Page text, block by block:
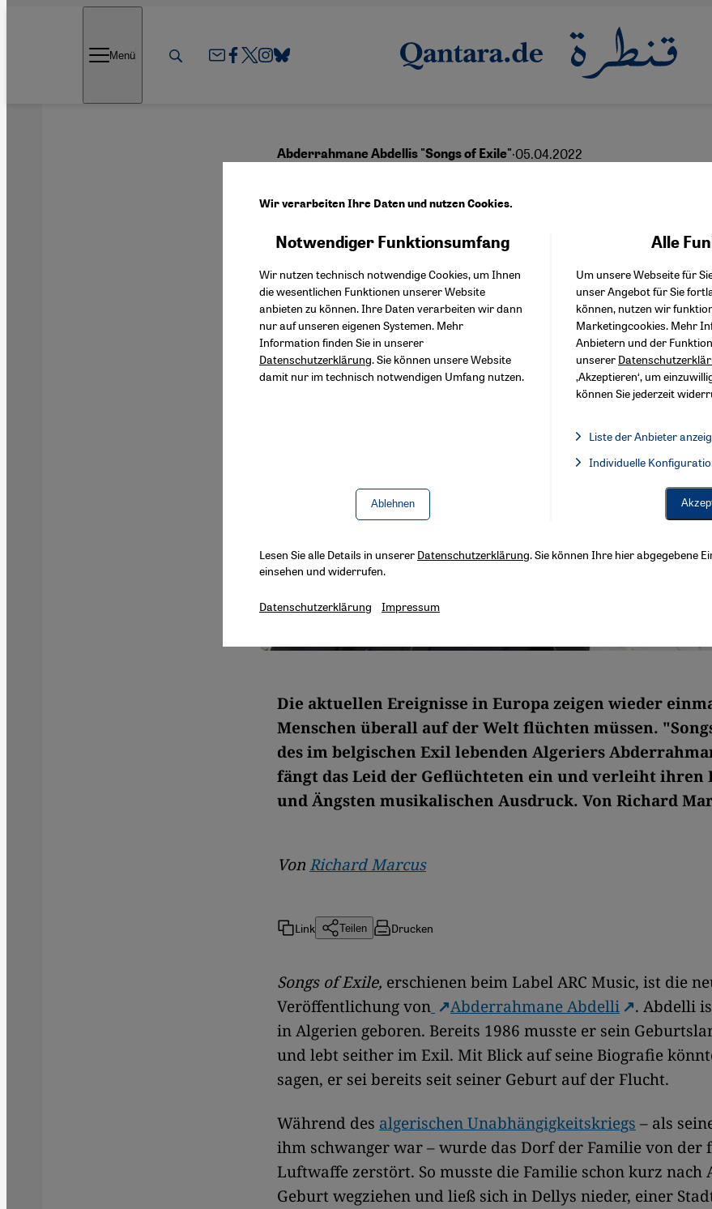
Menü
Abderrahmane Abdellis "Songs of Exile"·05.04.2022
Sehnsucht nach Heimat
Deutsch English عربي
Die aktuellen Ereignisse in Europa zeigen wieder
Menschen überall auf der Welt flüchten müssen.
des im belgischen Exil lebenden Algeriers
fängt das Leid der Geflüchteten ein und verleiht ihren
und Ängsten musikalischen Ausdruck. Von Richard
Von Richard Marcus
Link Teilen Drucken
Songs of Exile, erschienen beim Label ARC Music, ist die
Veröffentlichung von
Abderrahmane Abdelli
. Abdelli
in Algerien geboren. Bereits 1986 musste er sein
und lebt seither im Exil. Mit Blick auf seine Biografie
sagen, er sei bereits seit seiner Geburt auf der Flucht.
Während des algerischen Unabhängigkeitskriegs – als
ihm schwanger war – wurde das Dorf der Familie von der
Luftwaffe zerstört. So musste die Familie schon kurz nach
Geburt wegziehen und ließ sich in Dellys nieder, einer
Wir verarbeiten Ihre Daten und nutzen Cookies.
Notwendiger Funktionsumfang
Wir nutzen technisch notwendige Cookies, um Ihnen
die wesentlichen Funktionen unserer Website
anbieten zu können. Ihre Daten verarbeiten wir dann
nur auf unseren eigenen Systemen. Mehr
Information finden Sie in unserer
Datenschutzerklärung. Sie können unsere Website
damit nur im technisch notwendigen Umfang nutzen.
Ablehnen
Alle
Um unsere Webseite für
unser Angebot für Sie
können, nutzen wir
Marketingcookies. Mehr
Anbietern und der
unserer
‚Akzeptieren‘, um
können Sie jederzeit
Liste der Anbieter
Facebook Embed /
Facebook Embed /
Twitter Embed
Instagram Embed
Youtube Embed
Google Maps Embed
Individuelle
Lesen Sie alle Details in unserer Datenschutzerklärung. Sie können Ihre hier abgegebene
einsehen und widerrufen.
Datenschutzerklärung Impressum